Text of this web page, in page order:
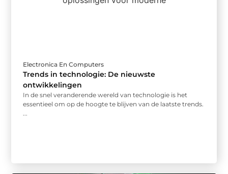
Electronica En Computers
Trends in technologie: De nieuwste
ontwikkelingen
In de snel veranderende wereld van technologie is het
essentieel om op de hoogte te blijven van de laatste trends.
...